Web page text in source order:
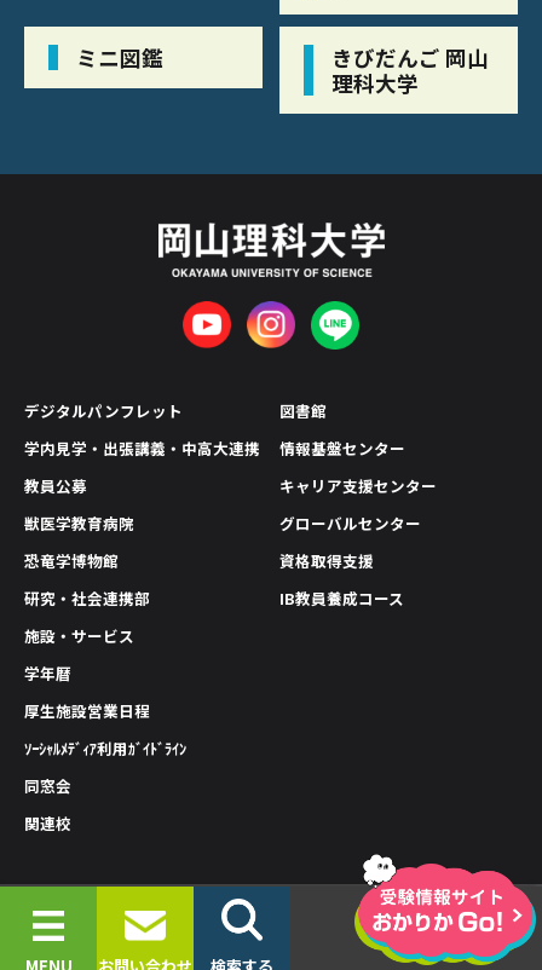
ミニ図鑑
きびだんご 岡山
理科大学
デジタルパンフレット
学内見学・出張講義・中高大連携
教員公募
獣医学教育病院
恐竜学博物館
研究・社会連携部
図書館
情報基盤センター
キャリア支援センター
グローバルセンター
資格取得支援
IB教員養成コース
施設・サービス
学年暦
厚生施設営業日程
ｿｰｼｬﾙﾒﾃﾞｨｱ利用ｶﾞｲﾄﾞﾗｲﾝ
同窓会
関連校
情報公開
プライバシーポリシー
サイトポリシー